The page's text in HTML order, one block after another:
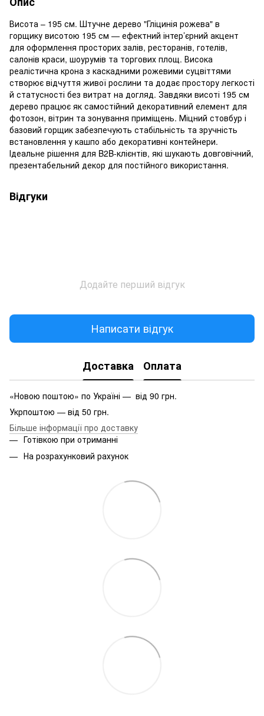
Висота – 195 см. Штучне дерево "Гліцинія рожева" в
горщику висотою 195 см — ефектний інтер’єрний акцент
для оформлення просторих залів, ресторанів, готелів,
салонів краси, шоурумів та торгових площ. Висока
реалістична крона з каскадними рожевими суцвіттями
створює відчуття живої рослини та додає простору легкості
й статусності без витрат на догляд. Завдяки висоті 195 см
дерево працює як самостійний декоративний елемент для
фотозон, вітрин та зонування приміщень. Міцний стовбур і
базовий горщик забезпечують стабільність та зручність
встановлення у кашпо або декоративні контейнери.
Ідеальне рішення для B2B-клієнтів, які шукають довговічний,
презентабельний декор для постійного використання.
Відгуки
Додайте перший відгук
Написати відгук
Доставка Оплата
«Новою поштою» по Україні — від 90 грн.
Укрпоштою — від 50 грн.
Більше інформації про доставку
Готівкою при отриманні
На розрахунковий рахунок